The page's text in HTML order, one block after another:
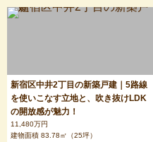
新宿区中井2丁目の新築戸建｜5路線
を使いこなす立地と、吹き抜けLDK
の開放感が魅力！
11,480万円
建物面積 83.78㎡（25坪）